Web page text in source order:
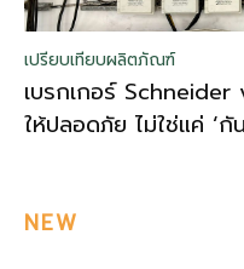
เปรียบเทียบผลิตภัณฑ์
เบรกเกอร์ Schneider
ให้ปลอดภัย ไม่ใช่แค่ ‘กั
NEW